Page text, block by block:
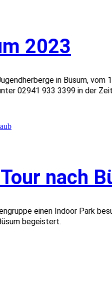
2023
in Büsum,
02941 933 3399 in der
nach
einen Indoor Park
begeistert.